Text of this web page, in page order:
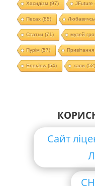
Хасидізм (97) JFuture
Песах(85)
Статьи (71) музей
Пурім (57) Привітання
EnerJew(54) хали
Сайт